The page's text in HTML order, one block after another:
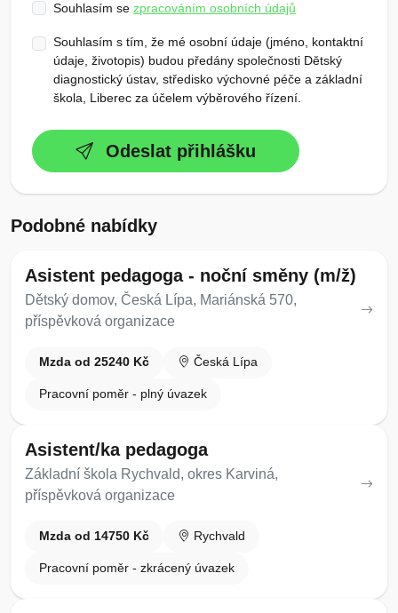
Souhlasím se zpracováním osobních údajů
Souhlasím s tím, že mé osobní údaje (jméno, kontaktní
údaje, životopis) budou předány společnosti Dětský
diagnostický ústav, středisko výchovné péče a základní
škola, Liberec za účelem výběrového řízení.
Odeslat přihlášku
Podobné nabídky
Asistent pedagoga - noční směny (m/ž)
Dětský domov, Česká Lípa, Mariánská 570,
příspěvková organizace
Mzda od 25240 Kč Česká Lípa
Pracovní poměr - plný úvazek
Asistent/ka pedagoga
Základní škola Rychvald, okres Karviná,
příspěvková organizace
Mzda od 14750 Kč Rychvald
Pracovní poměr - zkrácený úvazek